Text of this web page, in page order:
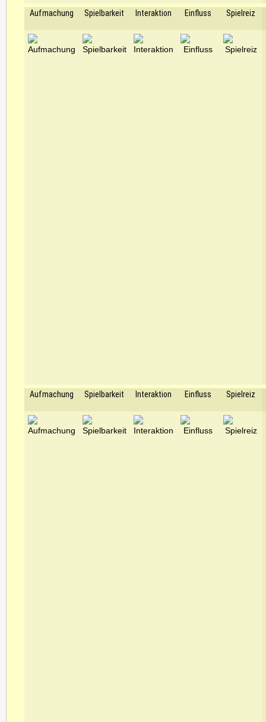
Aufmachung Spielbarkeit Interaktion Einfluss Spielreiz
Aufmachung Spielbarkeit Interaktion Einfluss Spielreiz